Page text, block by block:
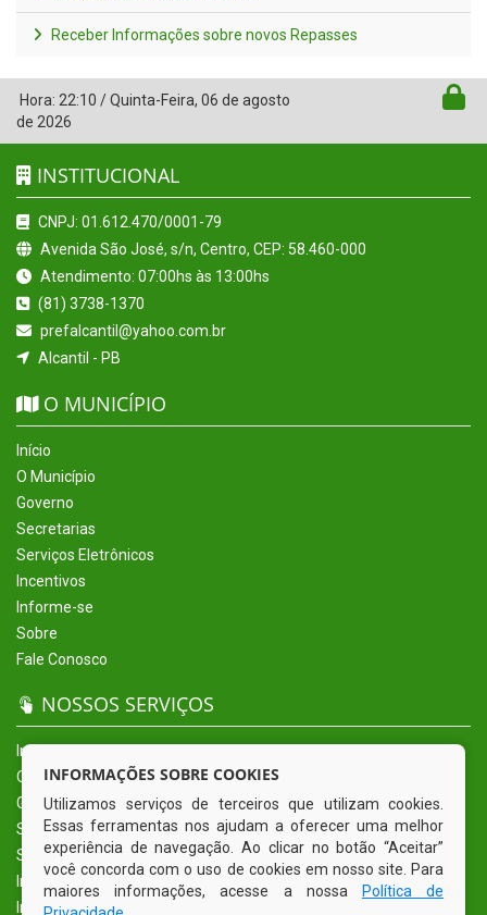
Receber Informações sobre novos Repasses
Hora: 22:10 /Quinta-Feira, 06 de agosto
de 2026
INSTITUCIONAL
CNPJ: 01.612.470/0001-79
Avenida São José, s/n, Centro, CEP: 58.460-000
Atendimento: 07:00hs às 13:00hs
(81) 3738-1370
prefalcantil@yahoo.com.br
Alcantil - PB
O MUNICÍPIO
Início
O Município
Governo
Secretarias
Serviços Eletrônicos
Incentivos
Informe-se
Sobre
Fale Conosco
NOSSOS SERVIÇOS
Início
O Município
Governo
Secretarias
Serviços Eletrônicos
Incentivos
Informe-se
INFORMAÇÕES SOBRE COOKIES
Utilizamos serviços de terceiros que utilizam cookies.
Essas ferramentas nos ajudam a oferecer uma melhor
experiência de navegação. Ao clicar no botão “Aceitar”
você concorda com o uso de cookies em nosso site. Para
maiores informações, acesse a nossa
Política de